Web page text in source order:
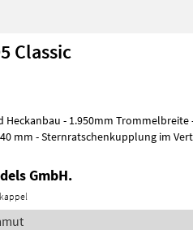
Classic
mm - Sternratschenkupplung im
GmbH.